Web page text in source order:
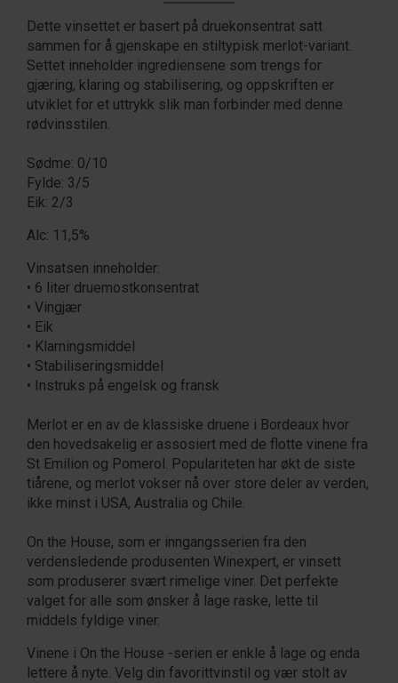
Dette vinsettet er basert på druekonsentrat satt
sammen for å gjenskape en stiltypisk merlot-variant.
Settet inneholder ingrediensene som trengs for
gjæring, klaring og stabilisering, og oppskriften er
utviklet for et uttrykk slik man forbinder med denne
rødvinsstilen.
Sødme: 0/10
Fylde: 3/5
Eik: 2/3
Alc: 11,5%
Vinsatsen inneholder:
• 6 liter druemostkonsentrat
• Vingjær
• Eik
• Klarningsmiddel
• Stabiliseringsmiddel
• Instruks på engelsk og fransk
Merlot er en av de klassiske druene i Bordeaux hvor
den hovedsakelig er assosiert med de flotte vinene fra
St Emilion og Pomerol. Populariteten har økt de siste
tiårene, og merlot vokser nå over store deler av verden,
ikke minst i USA, Australia og Chile.
On the House, som er inngangsserien fra den
verdensledende produsenten Winexpert, er vinsett
som produserer svært rimelige viner. Det perfekte
valget for alle som ønsker å lage raske, lette til
middels fyldige viner.
Vinene i On the House -serien er enkle å lage og enda
lettere å nyte. Velg din favorittvinstil og vær stolt av